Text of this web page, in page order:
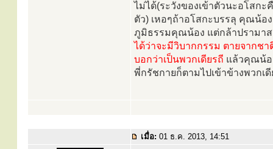
ไม่ได้(ระวังของเข้าตัวนะอโสก
ตัว) เหอๆถ้าอโสกะบรรลุ คุณน้อ
ภูมิธรรมคุณน้อง แต่กล้าปรามา
ได้ว่าจะมีวิบากกรรม ตายจากช
บอกว่าเป็นพวกเดียรถี แล้วคุณน้อ
พี่กรัชกายก็ตามไปเข้าข้างพวกเ
เมื่อ: 01 ธ.ค. 2013, 14:51